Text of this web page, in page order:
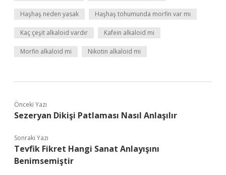
Haşhaş neden yasak Haşhaş tohumunda morfin var mı
Kaç çeşit alkaloid vardır Kafein alkaloid mi
Morfin alkaloid mi Nikotin alkaloid mi
Önceki Yazı
Sezeryan Dikişi Patlaması Nasıl Anlaşılır
Sonraki Yazı
Tevfik Fikret Hangi Sanat Anlayışını
Benimsemiştir